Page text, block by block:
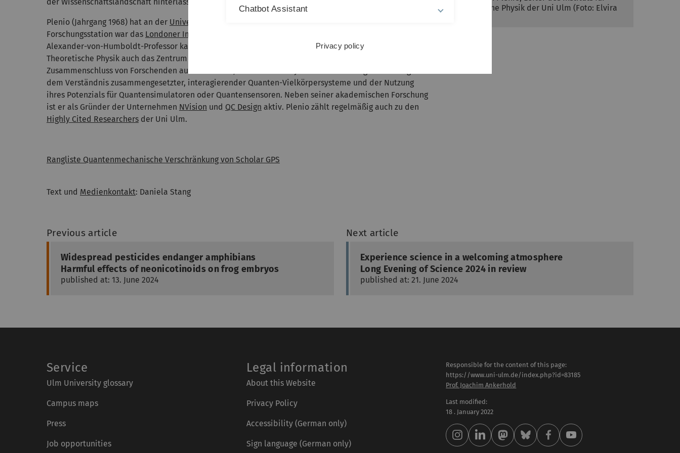
Plenio (Jahrgang 1968) hat an der Universität Göttingen
Forschungsstation war das Londoner Imperial College
Alexander-von-Humboldt-Professor kam er 2009 an die Universität Ulm. Er leitet neben dem Institut für
Theoretische Physik auch das Zentrum für Quanten- und Biowissenschaften (ZQB), einen
Zusammenschluss von Forschenden aus Biochemie, Medizin und Physik. Sein Forschungsinteresse gilt
dem Verständnis zusammengesetzter, interagierender Quanten-Vielkörpersysteme und der Nutzung
ihres Potenzials für Quantensimulatoren oder Quantensensoren. Neben seiner akademischen Forschung
ist er als Gründer der Unternehmen NVision und QC Design aktiv. Plenio zählt regelmäßig auch zu den
Highly Cited Researchers der Uni Ulm.
Rangliste Quantenmechanische Verschränkung von Scholar GPS
Text und Medienkontakt: Daniela Stang
Theoretische Physik der Uni Ulm (Foto: Elvira
Previous article
Widespread pesticides endanger amphibians
Harmful effects of neonicotinoids on frog embryos
published at: 13. June 2024
Next article
Experience science in a welcoming atmosphere
Long Evening of Science 2024 in review
published at: 21. June 2024
Service
Ulm University glossary
Campus maps
Press
Job opportunities
Legal information
About this Website
Privacy Policy
Accessibility (German only)
Sign language (German only)
Responsible for the content of this page:
https://www.uni-ulm.de/index.php?id=83185
Prof. Joachim Ankerhold
Last modified:
18 . January 2022
Chatbot Assistant
Privacy policy